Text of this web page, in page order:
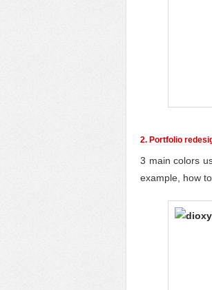
2. Portfolio
3 main colors
example, how